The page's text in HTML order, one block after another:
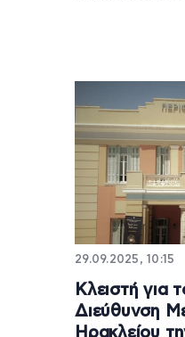
29.09.2025, 10:15
Κλειστή για
Διεύθυνση
Ηρακλείου